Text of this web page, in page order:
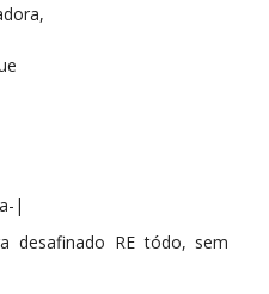
|
desafinado RE tódo, sem